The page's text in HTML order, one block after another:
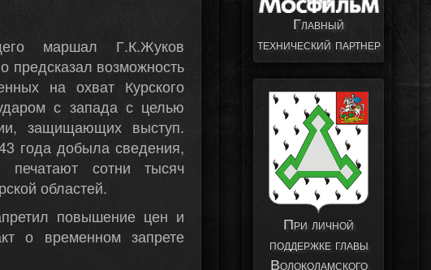
маршал Г.К.Жуков
предсказал возможность
на охват Курского
с запада с целью
защищающих выступ.
года добыла сведения,
печатают сотни тысяч
областей.
повышение цен и
о временном запрете
Главный
технический партнер
При личной
поддержке главы
Волоколамского